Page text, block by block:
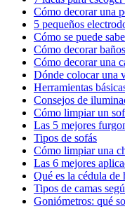
Cómo decorar una
5 pequeños
Cómo se puede
Cómo decorar
Cómo decorar una
Dónde colocar una
Herramientas
Consejos de
Cómo limpiar un
Las 5 mejores
Tipos de sofás
Cómo limpiar una
Las 6 mejores
Qué es la cédula
Tipos de camas
Goniómetros: qué